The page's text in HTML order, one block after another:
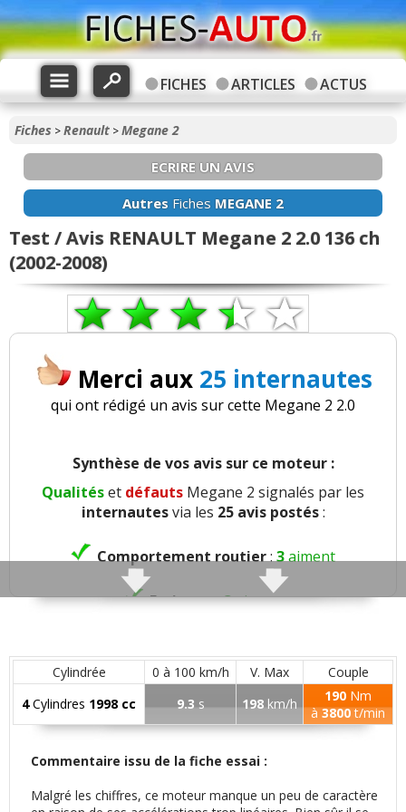
FICHES ARTICLES ACTUS
Fiches >Renault >Megane 2
ECRIRE UN AVIS
Autres Fiches MEGANE 2
Test / Avis RENAULT Megane 2 2.0 136 ch
(2002-2008)
Merci aux 25 internautes
qui ont rédigé un avis sur cette Megane 2 2.0
Synthèse de vos avis sur ce moteur :
Qualitéset défauts Megane 2 signalés par les
internautesvia les 25 avis postés:
Comportement routier:3aiment
Freinage:3aiment
Poids:1n'aime pas
Confort global:12aiment1n'aime pas
n'aiment pas
Cylindrée 0 à 100 km/h V. Max
Couple
4Cylindres 1998 cc 9.3 s 198 km/h 190 Nm
à3800t/min
Commentaire issu de la fiche essai :
Malgré les chiffres, ce moteur manque un peu de caractère